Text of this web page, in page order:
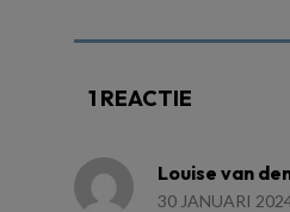
1 REACTIE
Louise van
30 JANUARI